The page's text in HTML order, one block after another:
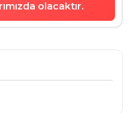
olacaktır.